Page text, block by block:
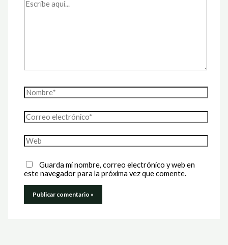
Escribe
Nombre*
Correo
electrónico*
Web
Guarda mi nombre, correo electrónico y web en
este navegador para la próxima vez que comente.